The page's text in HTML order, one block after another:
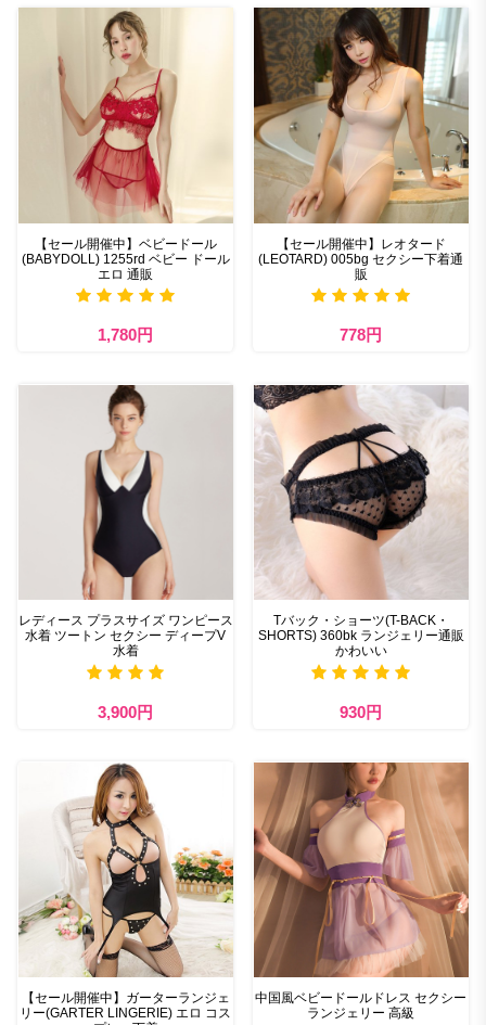
【セール開催中】ベビードール
(BABYDOLL) 1255rd ベビー ドール
エロ 通販
1,780円
【セール開催中】レオタード
(LEOTARD) 005bg セクシー下着通
販
778円
レディース プラスサイズ ワンピース
水着 ツートン セクシー ディープV
水着
3,900円
Tバック・ショーツ(T-BACK・
SHORTS) 360bk ランジェリー通販
かわいい
930円
【セール開催中】ガーターランジェ
リー(GARTER LINGERIE) エロ コス
中国風ベビードールドレス セクシー
ランジェリー 高級